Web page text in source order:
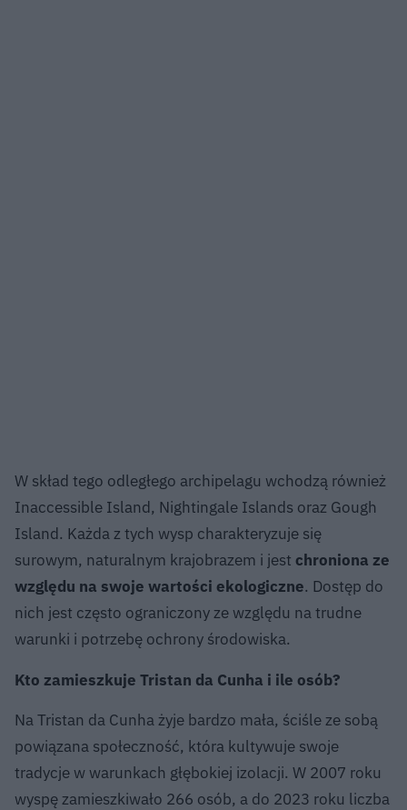
W skład tego odległego archipelagu wchodzą również
Inaccessible Island, Nightingale Islands oraz Gough
Island. Każda z tych wysp charakteryzuje się
surowym, naturalnym krajobrazem i jest chroniona ze
względu na swoje wartości ekologiczne. Dostęp do
nich jest często ograniczony ze względu na trudne
warunki i potrzebę ochrony środowiska.
Kto zamieszkuje Tristan da Cunha i ile osób?
Na Tristan da Cunha żyje bardzo mała, ściśle ze sobą
powiązana społeczność, która kultywuje swoje
tradycje w warunkach głębokiej izolacji. W 2007 roku
wyspę zamieszkiwało 266 osób, a do 2023 roku liczba